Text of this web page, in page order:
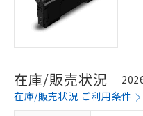
在庫/販売状況
在庫/販売状況 ご利用条件